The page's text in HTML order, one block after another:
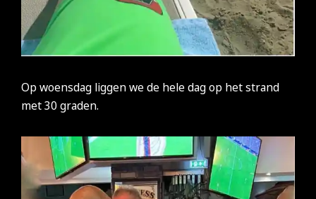
Op woensdag liggen we de hele dag op het strand
met 30 graden.